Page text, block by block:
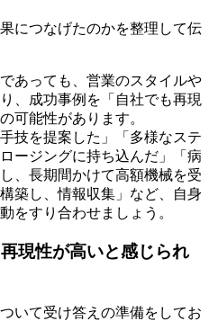
につなげたのかを整理して伝
あっても、営業のスタイルや
、成功事例を「自社でも再現
可能性があります。
技を提案した」「多様なステ
ージングに持ち込んだ」「病
、長期間かけて高額機械を受
築し、情報収集」など、自身
をすり合わせましょう。
現性が高いと感じられ
いて受け答えの準備をしてお